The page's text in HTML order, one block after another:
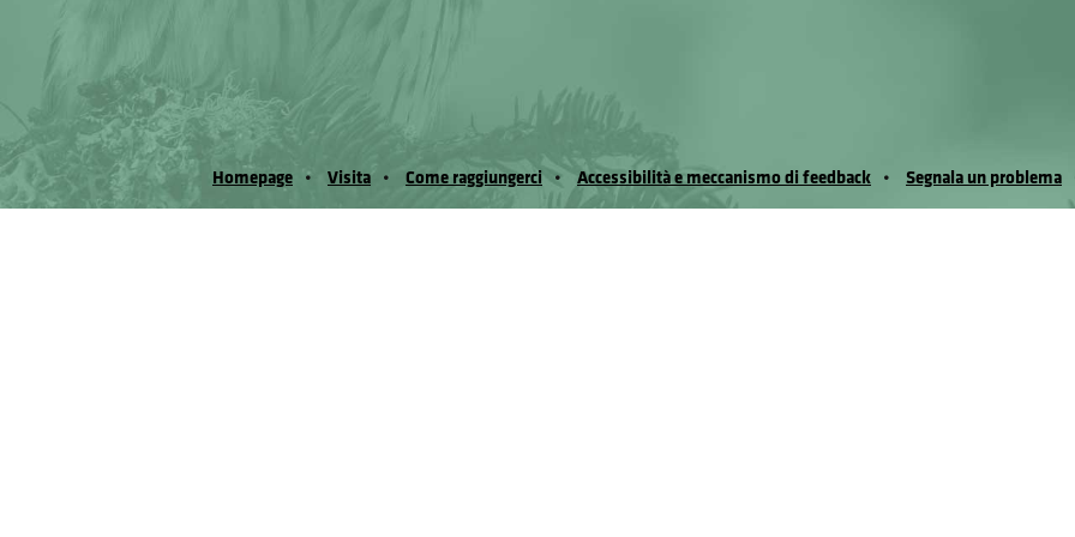
Homepage Visita Come raggiungerci Accessibilità e meccanismo di feedback Segnala un problema